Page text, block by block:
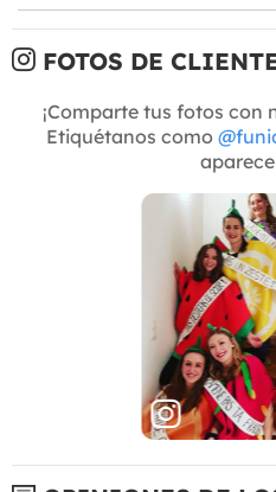
FOTOS DE
¡Comparte tus fotos con
Etiquétanos como